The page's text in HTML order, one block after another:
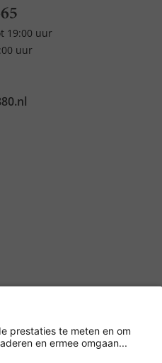
19:00 uur
uur